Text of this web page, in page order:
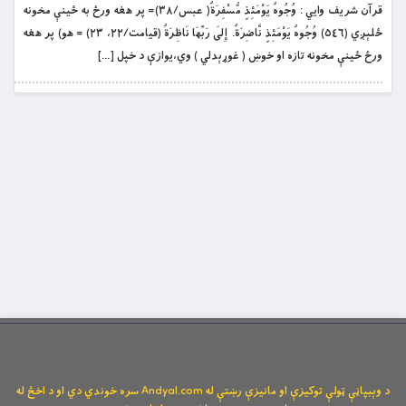
قرآن شريف وايي : وُجُوهٌ يَوْمَئِذٍ مُّسْفِرَةٌ( عبس/۳۸)= پر هغه ورځ به ځينې مخونه
ځلېږي (٥٤٦) وُجُوهٌ يَوْمَئِذٍ نَّاضِرَةٌ. إِلَى رَبِّهَا نَاظِرَةٌ (قيامت/۲۲، ۲۳) = هو) پر هغه
ورځ ځينې مخونه تازه او خوښ ( غوړېدلي ) وي،يوازې د خپل […]
د وېبپاڼې ټولې توکیزې او مانیزې رښتې له Andyal.com سره خوندي دي او د اخځ له